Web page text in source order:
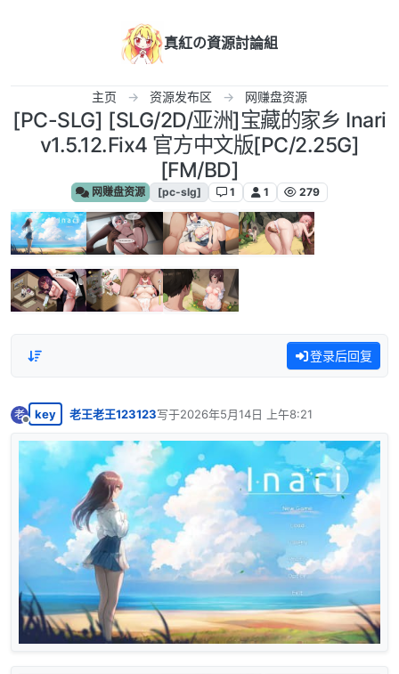
真紅の資源討論組
主页 资源发布区 网赚盘资源
[PC-SLG] [SLG/2D/亚洲]宝藏的家乡 Inari
v1.5.12.Fix4 官方中文版[PC/2.25G]
[FM/BD]
网赚盘资源 [pc-slg] 1 1 279
登录后回复
老
离线
key 老王老王123123写于2026年5月14日 上午8:21
最后由 编辑